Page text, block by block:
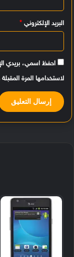
البريد الإلكتروني *
احفظ اسمي، بريدي
لاستخدامها المرة